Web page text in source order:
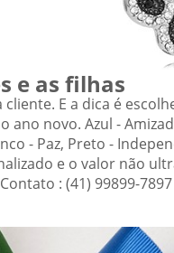
e as filhas
E a dica é
ano novo. Azul -
- Paz, Preto -
e o valor não
: (41) 99899-